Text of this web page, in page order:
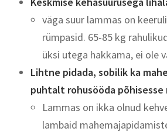
väga suur lammas on
rümpasid. 65-85 kg
üksi utega hakkama, ei ole
Lihtne pidada, sobilik ka
puhtalt rohusööda põhisesse
Lammas on ikka olnud
lambaid